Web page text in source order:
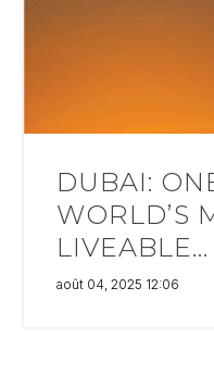
DUBAI:
WORLD’S
LIVEABLE...
août 04, 2025 12:06